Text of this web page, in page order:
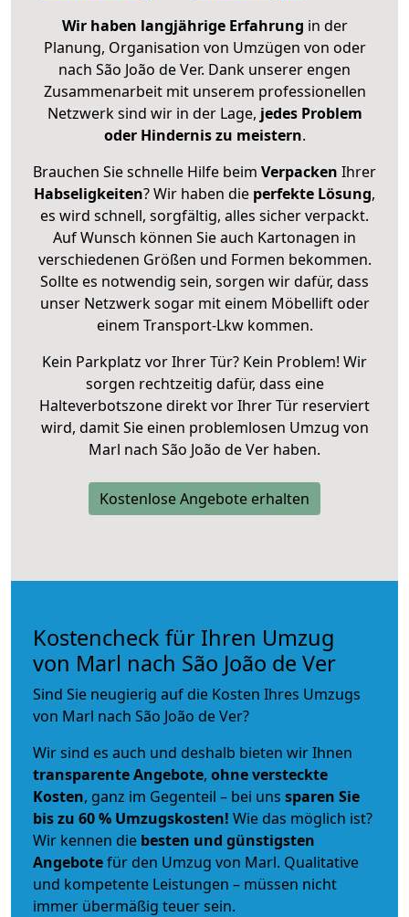
Wir haben langjährige Erfahrung in der
Planung, Organisation von Umzügen von oder
nach São João de Ver. Dank unserer engen
Zusammenarbeit mit unserem professionellen
Netzwerk sind wir in der Lage, jedes Problem
oder Hindernis zu meistern.
Brauchen Sie schnelle Hilfe beim Verpacken Ihrer
Habseligkeiten? Wir haben die perfekte Lösung,
es wird schnell, sorgfältig, alles sicher verpackt.
Auf Wunsch können Sie auch Kartonagen in
verschiedenen Größen und Formen bekommen.
Sollte es notwendig sein, sorgen wir dafür, dass
unser Netzwerk sogar mit einem Möbellift oder
einem Transport-Lkw kommen.
Kein Parkplatz vor Ihrer Tür? Kein Problem! Wir
sorgen rechtzeitig dafür, dass eine
Halteverbotszone direkt vor Ihrer Tür reserviert
wird, damit Sie einen problemlosen Umzug von
Marl nach São João de Ver haben.
Kostenlose Angebote erhalten
Kostencheck für Ihren Umzug
von Marl nach São João de Ver
Sind Sie neugierig auf die Kosten Ihres Umzugs
von Marl nach São João de Ver?
Wir sind es auch und deshalb bieten wir Ihnen
transparente Angebote, ohne versteckte
Kosten, ganz im Gegenteil – bei uns sparen Sie
bis zu 60 % Umzugskosten! Wie das möglich ist?
Wir kennen die besten und günstigsten
Angebotefür den Umzug von Marl. Qualitative
und kompetente Leistungen – müssen nicht
immer übermäßig teuer sein.